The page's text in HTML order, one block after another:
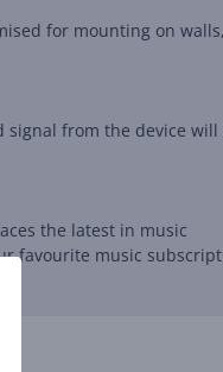
for mounting on walls,
signal from the device will
the latest in music
favourite music